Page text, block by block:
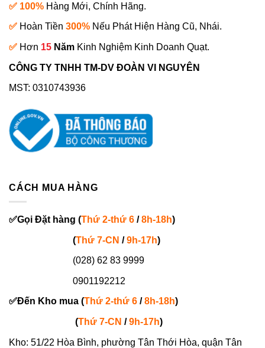
✅ 100% Hàng Mới, Chính Hãng.
✅ Hoàn Tiền 300% Nếu Phát Hiện Hàng Cũ, Nhái.
✅ Hơn 15 Năm Kinh Nghiệm Kinh Doanh Quạt.
CÔNG TY TNHH TM-DV ĐOÀN VI NGUYÊN
MST: 0310743936
CÁCH MUA HÀNG
✅Gọi Đặt hàng (Thứ 2-thứ 6 /8h-18h)
(Thứ 7-CN /9h-17h)
(028) 62 83 9999
0901192212
✅Đến Kho mua (Thứ 2-thứ 6 / 8h-18h)
(Thứ 7-CN /9h-17h)
Kho: 51/22 Hòa Bình, phường Tân Thới Hòa, quận Tân